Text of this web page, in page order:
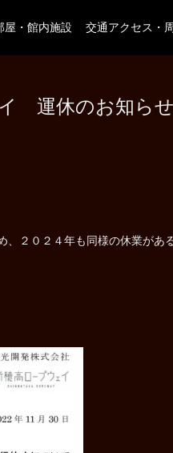
屋・館内施設 交通アクセス・
運休のお知らせ
、２０２４年も同様の休業があ